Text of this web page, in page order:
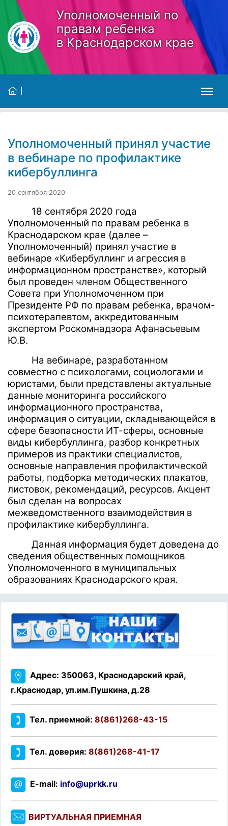
Skip to main content
Уполномоченный по
правам ребенка
в Краснодарском крае
Уполномоченный принял участие
в вебинаре по профилактике
кибербуллинга
20 сентября 2020
18 сентября 2020 года
Уполномоченный по правам ребенка в
Краснодарском крае (далее –
Уполномоченный) принял участие в
вебинаре «Кибербуллинг и агрессия в
информационном пространстве», который
был проведен членом Общественного
Совета при Уполномоченном при
Президенте РФ по правам ребенка, врачом-
психотерапевтом, аккредитованным
экспертом Роскомнадзора Афанасьевым
Ю.В.
На вебинаре, разработанном
совместно с психологами, социологами и
юристами, были представлены актуальные
данные мониторинга российского
информационного пространства,
информация о ситуации, складывающейся в
сфере безопасности ИТ-сферы, основные
виды кибербуллинга, разбор конкретных
примеров из практики специалистов,
основные направления профилактической
работы, подборка методических плакатов,
листовок, рекомендаций, ресурсов. Акцент
был сделан на вопросах
межведомственного взаимодействия в
профилактике кибербуллинга.
Данная информация будет доведена до
сведения общественных помощников
Уполномоченного в муниципальных
образованиях Краснодарского края.
Адрес: 350063, Краснодарский край,
г.Краснодар, ул.им.Пушкина, д.28
Тел. приемной: 8(861)268-43-15
Тел. доверия: 8(861)268-41-17
E-mail: info@uprkk.ru
ВИРТУАЛЬНАЯ ПРИЕМНАЯ